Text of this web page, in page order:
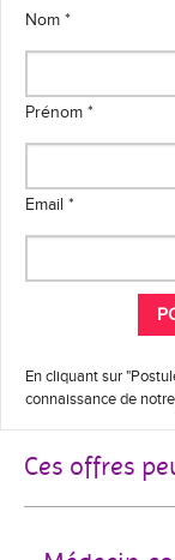
Nom *
Prénom *
Email *
En cliquant sur
connaissance de
Ces offres